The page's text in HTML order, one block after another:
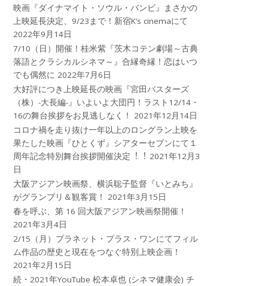
映画『ダイナマイト・ソウル・バンビ』まさかの
上映延長決定、9/23まで！新宿K’s cinemaにて
2022年9月14日
7/10（日）開催！桂米紫『茨木コテン劇場～古典
落語とクラシカルシネマ～』合縁奇縁！恋はいつ
でも偶然に 2022年7月6日
大好評につき上映延長の映画『宮田バスターズ
（株）-大長編-』いよいよ大団円！ラスト12/14・
16の舞台挨拶をお見逃しなく！
2021年12月14日
コロナ禍を⾛り抜け⼀年以上のロングラン上映を
果たした映画『ひとくず』シアターセブンにて１
周年記念特別舞台挨拶開催決定︕︕ 2021年12月3
日
大阪アジアン映画祭、横浜聡子監督『いとみち』
がグランプリ＆観客賞！
2021年3月15日
春を呼ぶ、第 16 回大阪アジアン映画祭開催！
2021年3月4日
2/15（月）プラネット・プラス・ワンにてフィル
ム作品の歴史と現在をつなぐ特別上映企画！
2021年2月15日
続・2021年YouTube 松本卓也 (シネマ健康会) チ